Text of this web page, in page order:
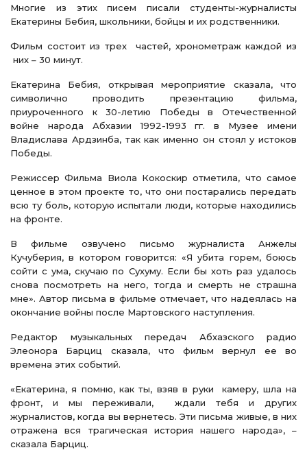
Многие из этих писем писали студенты-журналисты
Екатерины Бебия, школьники, бойцы и их родственники.
Фильм состоит из трех частей, хронометраж каждой из
них – 30 минут.
Екатерина Бебия, открывая мероприятие сказала, что
символично проводить презентацию фильма,
приуроченного к 30-летию Победы в Отечественной
войне народа Абхазии 1992-1993 гг. в Музее имени
Владислава Ардзинба, так как именно он стоял у истоков
Победы.
Режиссер Фильма Виола Кокоскир отметила, что самое
ценное в этом проекте то, что они постарались передать
всю ту боль, которую испытали люди, которые находились
на фронте.
В фильме озвучено письмо журналиста Анжелы
Кучуберия, в котором говорится: «Я убита горем, боюсь
сойти с ума, скучаю по Сухуму. Если бы хоть раз удалось
снова посмотреть на него, тогда и смерть не страшна
мне». Автор письма в фильме отмечает, что надеялась на
окончание войны после Мартовского наступления.
Редактор музыкальных передач Абхазского радио
Элеонора Барциц сказала, что фильм вернул ее во
времена этих событий.
«Екатерина, я помню, как ты, взяв в руки камеру, шла на
фронт, и мы переживали, ждали тебя и других
журналистов, когда вы вернетесь. Эти письма живые, в них
отражена вся трагическая история нашего народа», –
сказала Барциц.